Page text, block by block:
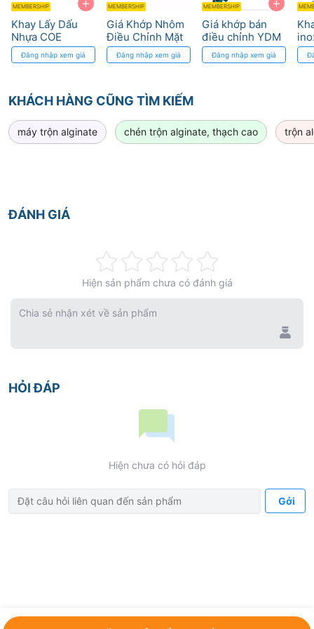
MEMBERSHIP
Khay Lấy Dấu
Nhựa COE
Zigzag Dùng Một
Lần
Đăng nhập xem giá
MEMBERSHIP
Giá Khớp Nhôm
Điều Chỉnh Mặt
Phẳng cho Nha
Khoa
Đăng nhập xem giá
MEMBERSHIP
Giá khớp bán
điều chỉnh YDM
Đăng nhập xem giá
KHÁCH HÀNG CŨNG TÌM KIẾM
máy trộn alginate chén trộn alginate, thạch cao trộn
ĐÁNH GIÁ
0%
Hiện sản phẩm chưa có đánh giá
Chia sẻ nhận xét về sản phẩm
HỎI ĐÁP
Hiện chưa có hỏi đáp
Gởi